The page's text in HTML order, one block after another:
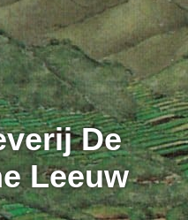
De
Leeuw